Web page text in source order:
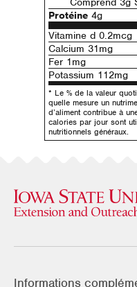
Protéine 4g
Vitamine d 0.2mcg
Calcium 31mg
Fer 1mg
Potassium 112mg
* Le % de la valeur
quelle mesure un
d’aliment contribue à
calories par jour sont
nutritionnels généraux.
Informations